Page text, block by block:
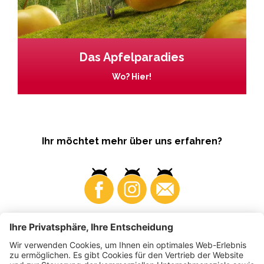
Das Apfelparadies
Wo? Hier!
Ihr möchtet mehr über uns erfahren?
Business Produzenten